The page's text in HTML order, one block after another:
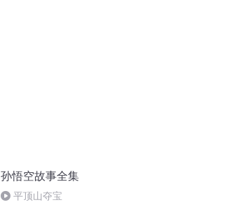
孙悟空故事全集
平顶山夺宝